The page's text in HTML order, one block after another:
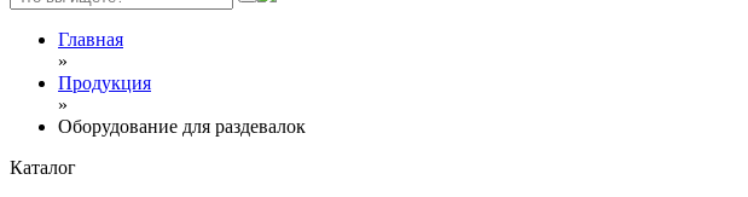
Главная
»
Продукция
»
Оборудование для раздевалок
Каталог